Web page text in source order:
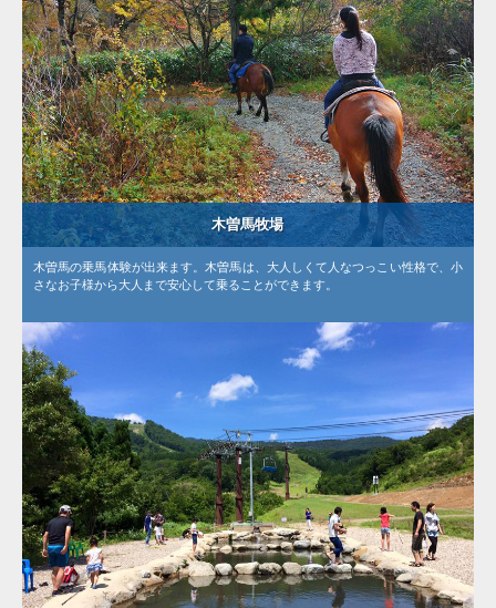
木曽馬牧場
木曽馬の乗馬体験が出来ます。木曽馬は、大人しくて人なつっこい性格で、小
さなお子様から大人まで安心して乗ることができます。